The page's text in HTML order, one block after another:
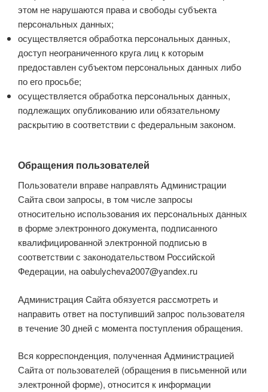
этом не нарушаются права и свободы субъекта
персональных данных;
осуществляется обработка персональных данных,
доступ неограниченного круга лиц к которым
предоставлен субъектом персональных данных либо
по его просьбе;
осуществляется обработка персональных данных,
подлежащих опубликованию или обязательному
раскрытию в соответствии с федеральным законом.
Обращения пользователей
Пользователи вправе направлять Администрации
Сайта свои запросы, в том числе запросы
относительно использования их персональных данных
в форме электронного документа, подписанного
квалифицированной электронной подписью в
соответствии с законодательством Российской
Федерации, на oabulycheva2007@yandex.ru
Администрация Сайта обязуется рассмотреть и
направить ответ на поступивший запрос пользователя
в течение 30 дней с момента поступления обращения.
Вся корреспонденция, полученная Администрацией
Сайта от пользователей (обращения в письменной или
электронной форме), относится к информации